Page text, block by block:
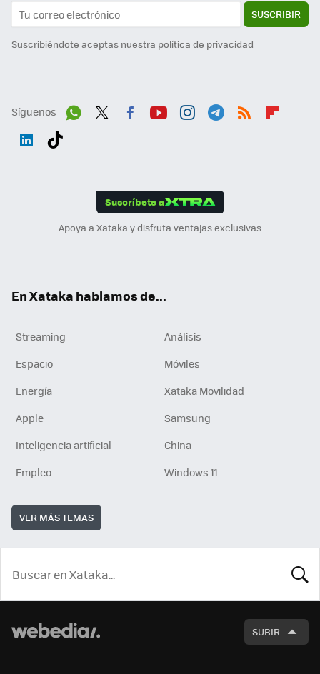
SUSCRIBIR
Suscribiéndote aceptas nuestra política de privacidad
Síguenos
Suscríbete a
Apoya a Xataka y disfruta ventajas exclusivas
En Xataka hablamos de...
Streaming
Análisis
Espacio
Móviles
Energía
Xataka Movilidad
Apple
Samsung
Inteligencia artificial
China
Empleo
Windows 11
VER MÁS TEMAS
SUBIR